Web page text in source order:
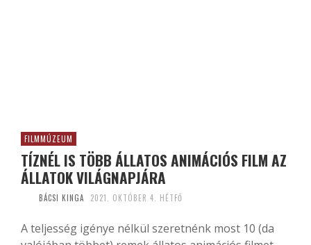
FILMMÚZEUM
TÍZNÉL IS TÖBB ÁLLATOS ANIMÁCIÓS FILM AZ
ÁLLATOK VILÁGNAPJÁRA
BÁCSI KINGA 2021. OKTÓBER 4. HÉTFŐ
A teljesség igénye nélkül szeretnénk most 10 (da